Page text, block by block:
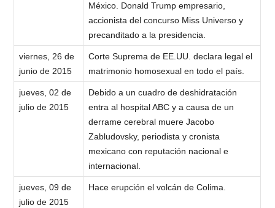
México. Donald Trump empresario,
accionista del concurso Miss Universo y
precanditado a la presidencia.
viernes, 26 de
junio de 2015
Corte Suprema de EE.UU. declara legal el
matrimonio homosexual en todo el país.
jueves, 02 de
julio de 2015
Debido a un cuadro de deshidratación
entra al hospital ABC y a causa de un
derrame cerebral muere Jacobo
Zabludovsky, periodista y cronista
mexicano con reputación nacional e
internacional.
jueves, 09 de
julio de 2015
Hace erupción el volcán de Colima.